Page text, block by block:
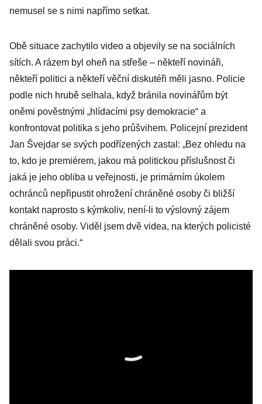
nemusel se s nimi napřímo setkat.
Obě situace zachytilo video a objevily se na sociálních
sítích. A rázem byl oheň na střeše – někteří novináři,
někteří politici a někteří věční diskutéři měli jasno. Policie
podle nich hrubě selhala, když bránila novinářům být
oněmi pověstnými „hlídacími psy demokracie“ a
konfrontovat politika s jeho průšvihem. Policejní prezident
Jan Švejdar se svých podřízených zastal: „Bez ohledu na
to, kdo je premiérem, jakou má politickou příslušnost či
jaká je jeho obliba u veřejnosti, je primárním úkolem
ochránců nepřipustit ohrožení chráněné osoby či bližší
kontakt naprosto s kýmkoliv, není-li to výslovný zájem
chráněné osoby. Viděl jsem dvě videa, na kterých policisté
dělali svou práci.“